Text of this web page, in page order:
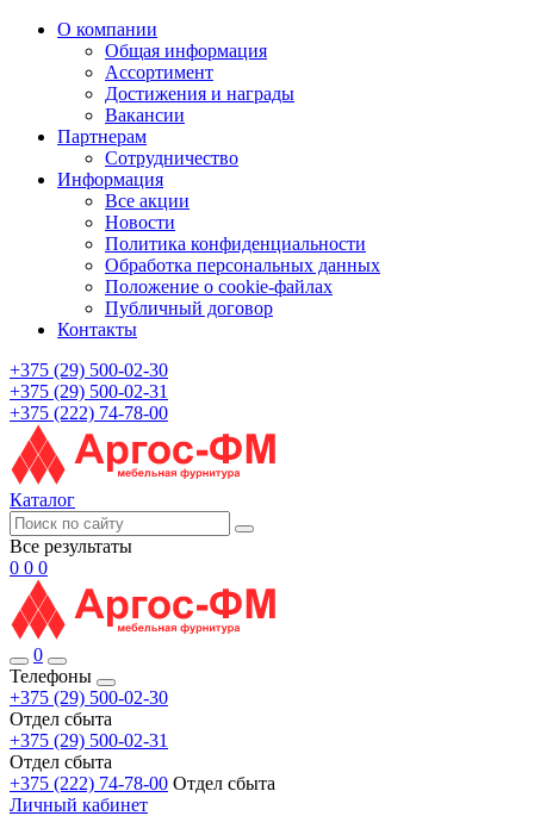
О компании
Общая информация
Ассортимент
Достижения и награды
Вакансии
Партнерам
Сотрудничество
Информация
Все акции
Новости
Политика конфиденциальности
Обработка персональных данных
Положение о cookie-файлах
Публичный договор
Контакты
+375 (29) 500-02-30
+375 (29) 500-02-31
+375 (222) 74-78-00
Каталог
Все результаты
0 0 0
0
Телефоны
+375 (29) 500-02-30
Отдел сбыта
+375 (29) 500-02-31
Отдел сбыта
+375 (222) 74-78-00 Отдел сбыта
Личный кабинет